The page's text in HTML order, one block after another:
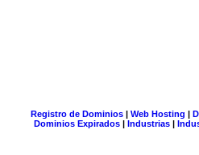
Registro de Dominios| Web Hosting |
Dominios Expirados | Industrias |